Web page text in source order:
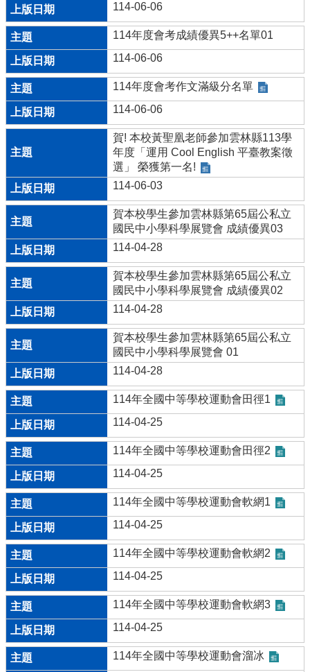
114-06-06
114年度會考成績優異5++名單01
114-06-06
114年度會考作文滿級分名單
114-06-06
賀! 本校黃聖凰老師參加雲林縣113學
年度「運用 Cool English 平臺教案徵
選」 榮獲第一名!
114-06-03
賀本校學生參加雲林縣第65屆公私立
國民中小學科學展覽會 成績優異03
114-04-28
賀本校學生參加雲林縣第65屆公私立
國民中小學科學展覽會 成績優異02
114-04-28
賀本校學生參加雲林縣第65屆公私立
國民中小學科學展覽會 01
114-04-28
114年全國中等學校運動會田徑1
114-04-25
114年全國中等學校運動會田徑2
114-04-25
114年全國中等學校運動會軟網1
114-04-25
114年全國中等學校運動會軟網2
114-04-25
114年全國中等學校運動會軟網3
114-04-25
114年全國中等學校運動會溜冰